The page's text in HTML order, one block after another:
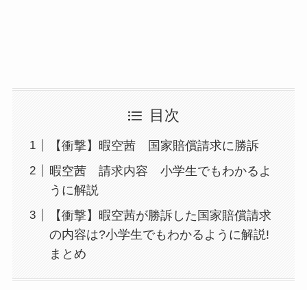
目次
【衝撃】暇空茜 国家賠償請求に勝訴
暇空茜 請求内容 小学生でもわかるよ
うに解説
【衝撃】暇空茜が勝訴した国家賠償請求
の内容は?小学生でもわかるように解説!
まとめ